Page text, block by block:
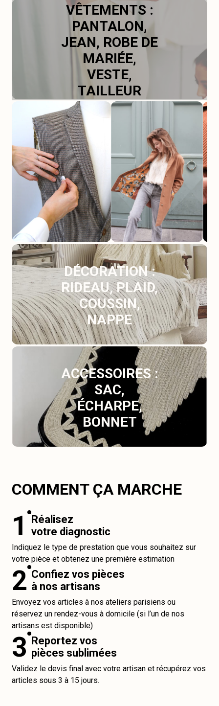
VÊTEMENTS :
PANTALON,
JEAN, ROBE DE
MARIÉE,
VESTE,
TAILLEUR
DÉCORATION :
RIDEAU, PLAID,
COUSSIN,
NAPPE
ACCESSOIRES :
SAC,
ÉCHARPE,
BONNET
COMMENT ÇA MARCHE
1
Réalisez
votre diagnostic
Indiquez le type de prestation que vous souhaitez sur
votre pièce et obtenez une première estimation
2 Confiez vos pièces
à nos artisans
Envoyez vos articles à nos ateliers parisiens ou
réservez un rendez-vous à domicile (si l’un de nos
artisans est disponible)
3 Reportez vos
pièces sublimées
Validez le devis final avec votre artisan et récupérez vos
articles sous 3 à 15 jours.